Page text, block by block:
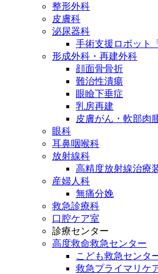
整形外科
皮膚科
泌尿器科
手術支援ロボット
形成外科・再建外科
顔面骨骨折
難治性潰瘍
眼瞼下垂症
乳房再建
皮膚がん・軟部肉
眼科
耳鼻咽喉科
放射線科
高精度放射線治療
産婦人科
無痛分娩
救急診療科
口腔ケア室
診療センター
高度救命救急センター
こども救急センタ
救急プライマリケ